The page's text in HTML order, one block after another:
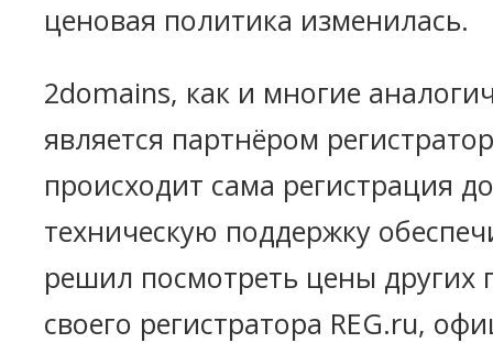
ценовая политика изменилась.
2domains, как и многие
является партнёром
происходит сама регистрация
техническую поддержку
решил посмотреть цены других
своего регистратора REG.ru,